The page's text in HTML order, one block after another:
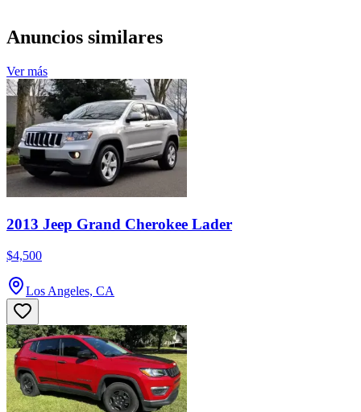
Anuncios similares
Ver más
2013 Jeep Grand Cherokee Lader
$4,500
Los Angeles, CA